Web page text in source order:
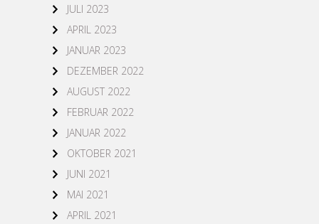
JULI 2023
APRIL 2023
JANUAR 2023
DEZEMBER 2022
AUGUST 2022
FEBRUAR 2022
JANUAR 2022
OKTOBER 2021
JUNI 2021
MAI 2021
APRIL 2021